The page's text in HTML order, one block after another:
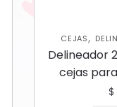
CEJAS,
Delineador
cejas
$